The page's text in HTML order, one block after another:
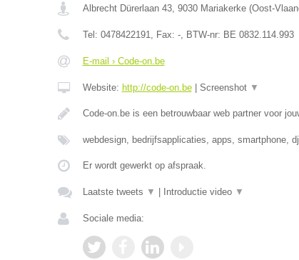
Albrecht Dürerlaan 43, 9030 Mariakerke(Oost-
Tel: 0478422191, Fax: -, BTW-nr: BE 0832.114.993
E-mail › Code-on.be
Website: http://code-on.be| Screenshot ▼
Code-on.be is een betrouwbaar web partner voor
webdesign, bedrijfsapplicaties, apps, smartphone,
Er wordt gewerkt op afspraak.
Laatste tweets ▼ Introductie video ▼
Sociale media: